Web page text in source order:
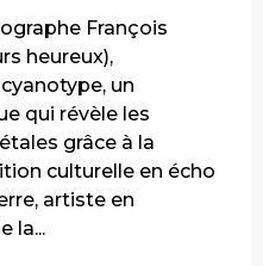
François
heureux),
un
qui révèle les
grâce à la
culturelle en écho
artiste en
la...